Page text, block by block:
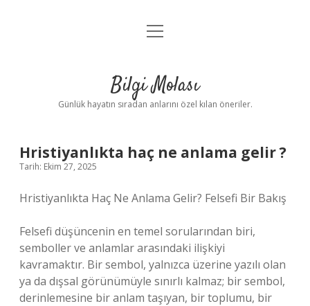
Anasayfa
Yasal Uyarı
menüyü
Bilgi Molası
Günlük hayatın sıradan anlarını özel kılan öneriler.
Hristiyanlıkta haç ne anlama gelir ?
Tarih: Ekim 27, 2025
Hristiyanlıkta Haç Ne Anlama Gelir? Felsefi Bir Bakış
Felsefi düşüncenin en temel sorularından biri,
semboller ve anlamlar arasındaki ilişkiyi
kavramaktır. Bir sembol, yalnızca üzerine yazılı olan
ya da dışsal görünümüyle sınırlı kalmaz; bir sembol,
derinlemesine bir anlam taşıyan, bir toplumu, bir